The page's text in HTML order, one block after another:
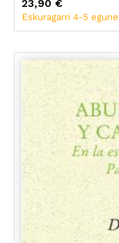
23,90 €
Eskuragarri 4-5